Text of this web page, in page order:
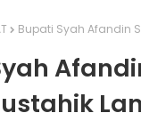
Bupati Syah Afandin